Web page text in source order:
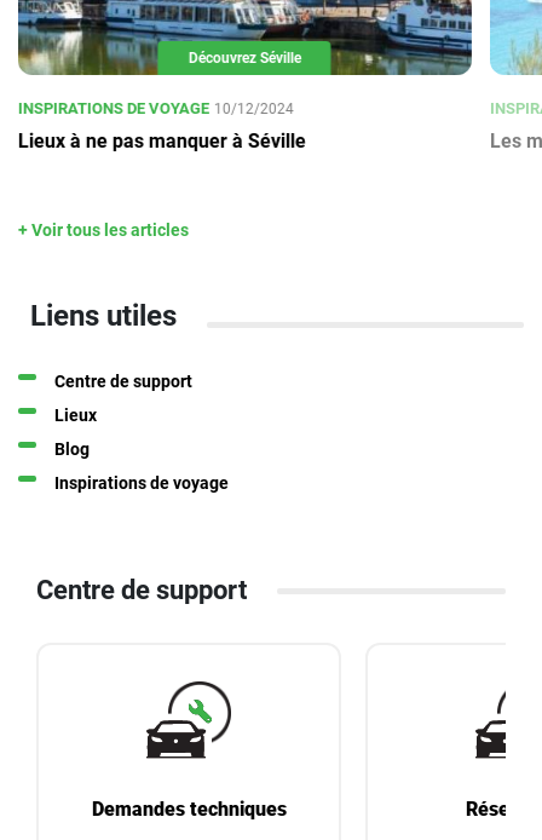
Découvrez Séville
INSPIRATIONS DE VOYAGE 10/12/2024
Lieux à ne pas manquer à Séville Les
+ Voir tous les articles
Liens utiles
Centre de support
Lieux
Blog
Inspirations de voyage
Centre de support
Demandes techniques